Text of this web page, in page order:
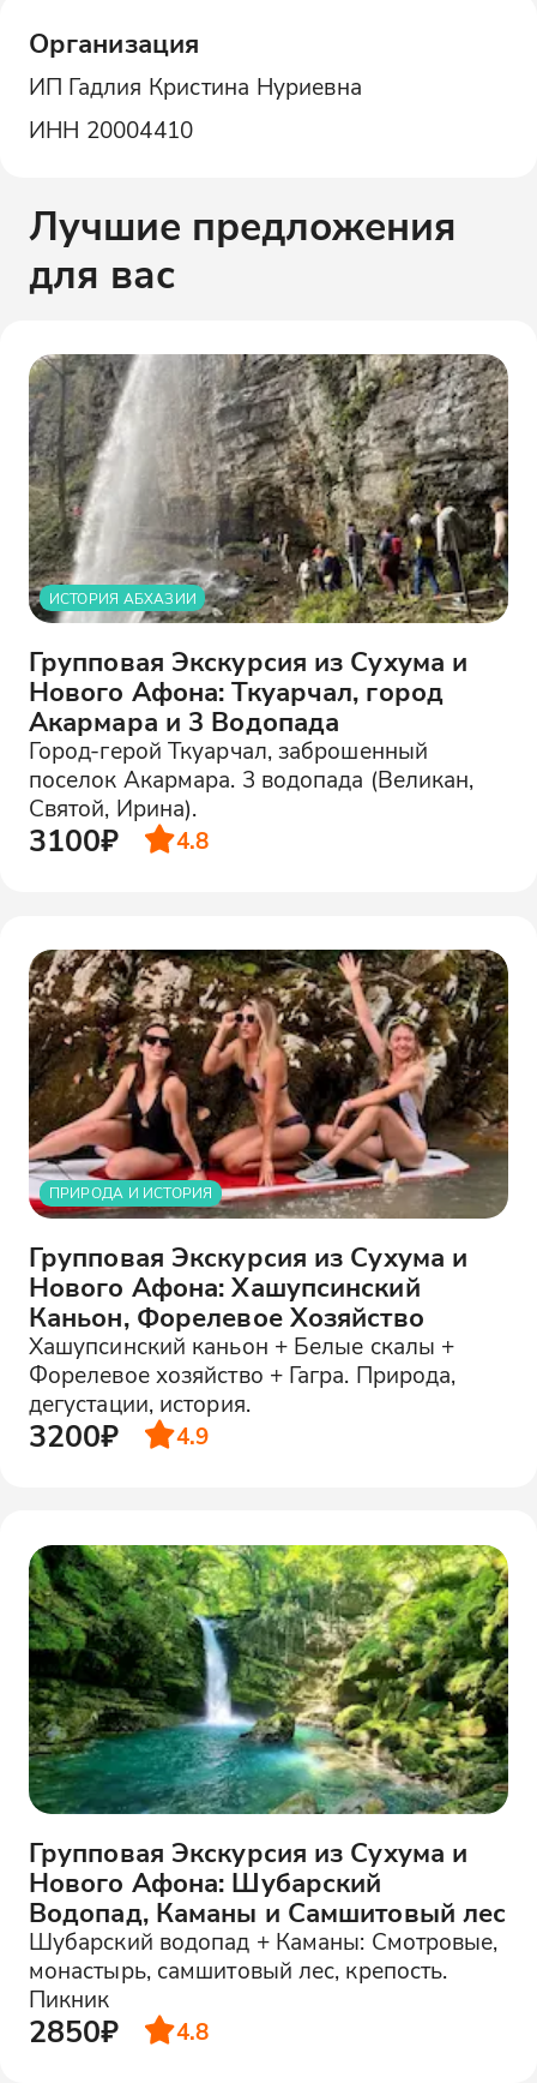
Организация
ИП Гадлия Кристина Нуриевна
ИНН 20004410
Лучшие предложения
для вас
ИСТОРИЯ АБХАЗИИ
Групповая Экскурсия из Сухума и
Нового Афона: Ткуарчал, город
Акармара и 3 Водопада
Город-герой Ткуарчал, заброшенный
поселок Акармара. 3 водопада (Великан,
Святой, Ирина).
3100₽ 4.8
ПРИРОДА И ИСТОРИЯ
Групповая Экскурсия из Сухума и
Нового Афона: Хашупсинский
Каньон, Форелевое Хозяйство
Хашупсинский каньон + Белые скалы +
Форелевое хозяйство + Гагра. Природа,
дегустации, история.
3200₽ 4.9
Групповая Экскурсия из Сухума и
Нового Афона: Шубарский
Водопад, Каманы и Самшитовый лес
Шубарский водопад + Каманы: Смотровые,
монастырь, самшитовый лес, крепость.
Пикник
2850₽ 4.8